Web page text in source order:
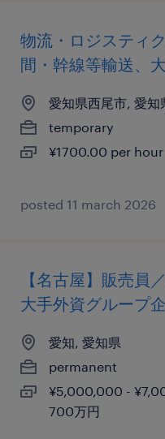
物流・ロジスティ
間・幹線等輸送、
愛知県西尾市, 愛知
temporary
¥1700.00 per hour
posted 11 march 2026
【名古屋】販売員
大手外資グループ
愛知, 愛知県
permanent
¥5,000,000 -
700万円